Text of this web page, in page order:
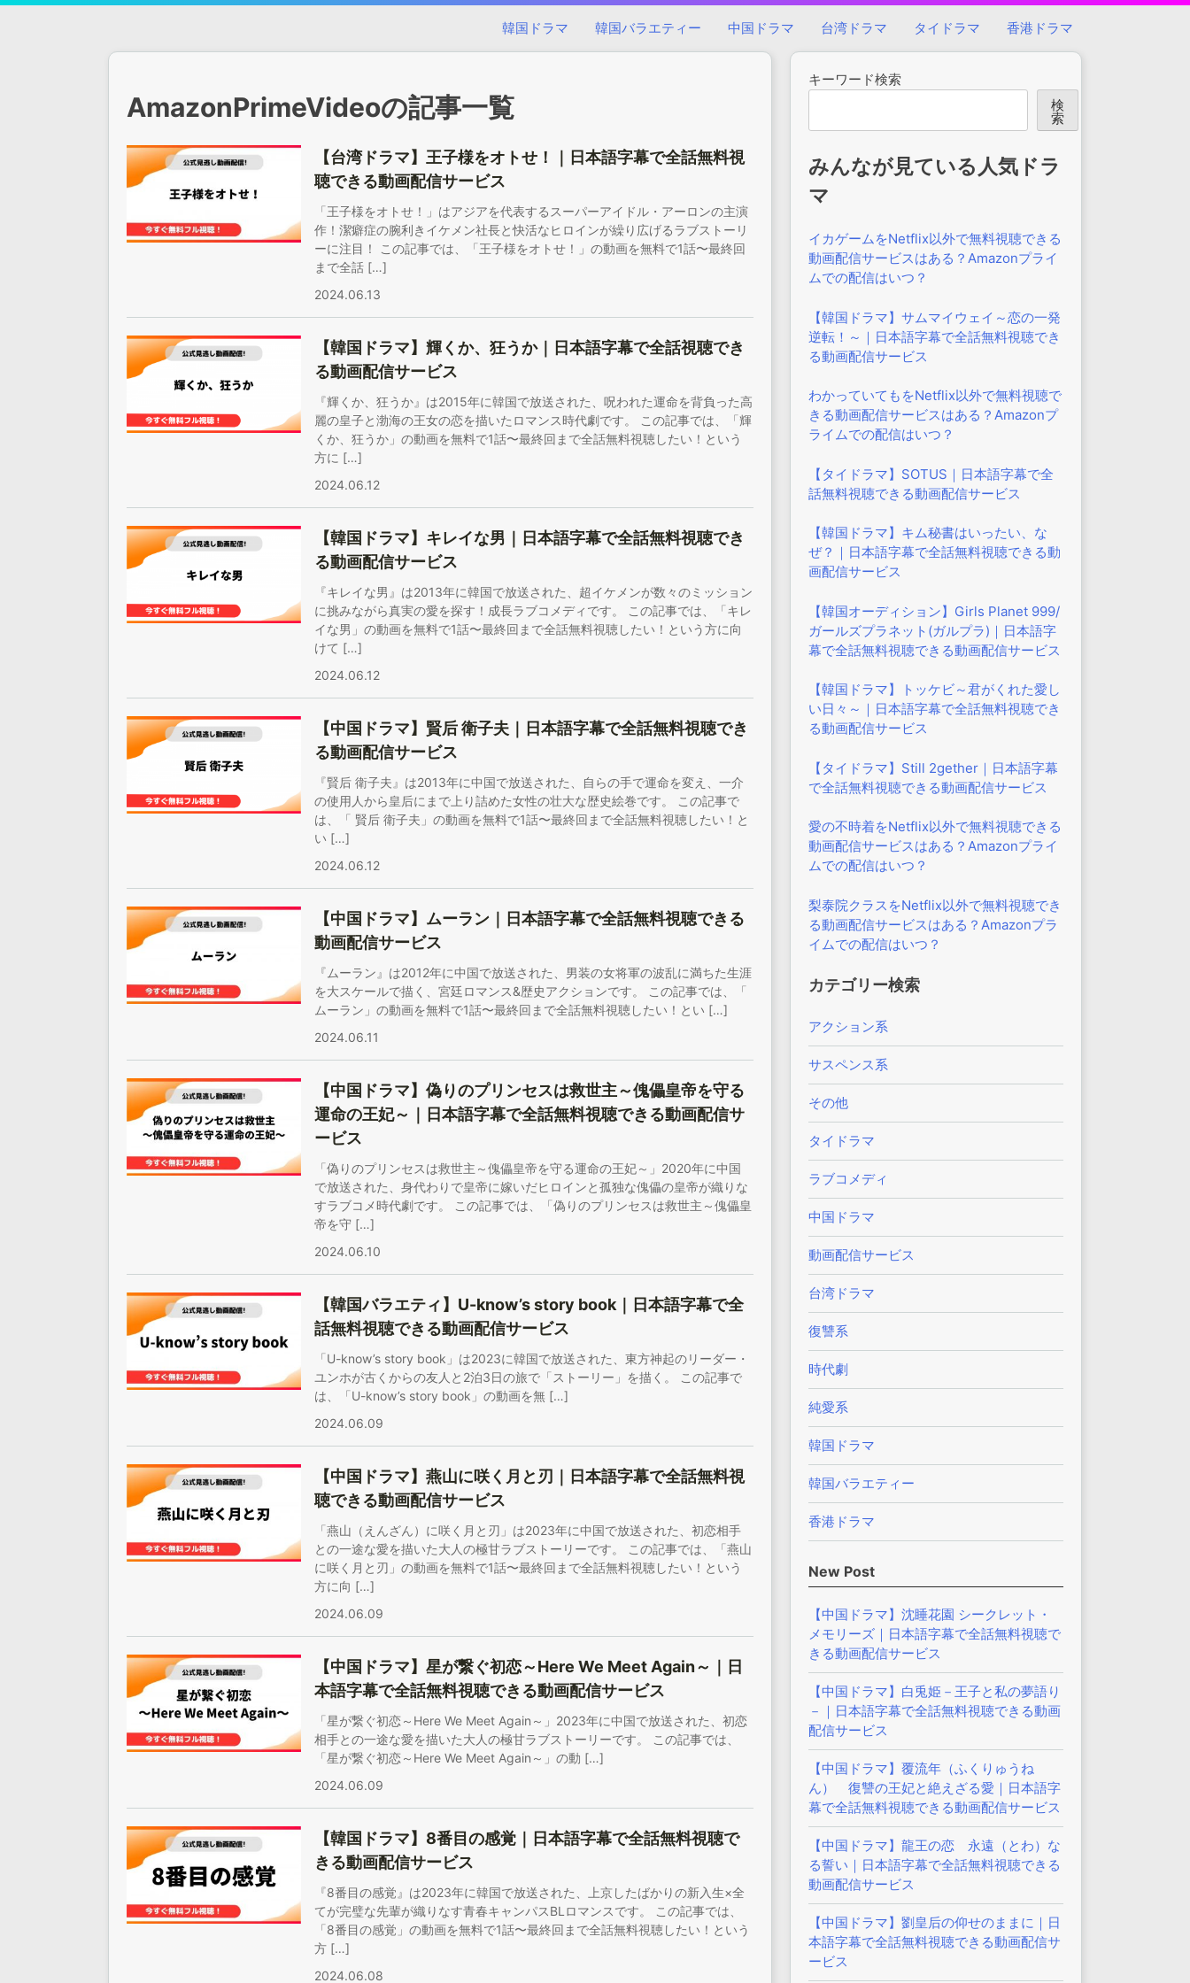
content
アジアンステージ
韓国ドラマ 韓国バラエティー 中国ドラマ 台湾ドラマ タイドラマ 香港ドラマ
AmazonPrimeVideoの記事一覧
【台湾ドラマ】王子様をオトせ！｜日本語字幕で全話無料視
聴できる動画配信サービス
「王子様をオトせ！」はアジアを代表するスーパーアイドル・アーロンの主演
作！潔癖症の腕利きイケメン社長と快活なヒロインが繰り広げるラブストーリ
ーに注目！ この記事では、「王子様をオトせ！」の動画を無料で1話〜最終回
まで全話 […]
2024.06.13
【韓国ドラマ】輝くか、狂うか｜日本語字幕で全話視聴でき
る動画配信サービス
『輝くか、狂うか』は2015年に韓国で放送された、呪われた運命を背負った高
麗の皇子と渤海の王女の恋を描いたロマンス時代劇です。 この記事では、「輝
くか、狂うか」の動画を無料で1話〜最終回まで全話無料視聴したい！という
方に […]
2024.06.12
【韓国ドラマ】キレイな男｜日本語字幕で全話無料視聴でき
る動画配信サービス
『キレイな男』は2013年に韓国で放送された、超イケメンが数々のミッション
に挑みながら真実の愛を探す！成長ラブコメディです。 この記事では、「キレ
イな男」の動画を無料で1話〜最終回まで全話無料視聴したい！という方に向
けて […]
2024.06.12
【中国ドラマ】賢后 衛子夫｜日本語字幕で全話無料視聴でき
る動画配信サービス
『賢后 衛子夫』は2013年に中国で放送された、自らの手で運命を変え、一介
の使用人から皇后にまで上り詰めた女性の壮大な歴史絵巻です。 この記事で
は、「 賢后 衛子夫」の動画を無料で1話〜最終回まで全話無料視聴したい！と
い […]
2024.06.12
【中国ドラマ】ムーラン｜日本語字幕で全話無料視聴できる
動画配信サービス
『ムーラン』は2012年に中国で放送された、男装の女将軍の波乱に満ちた生涯
を大スケールで描く、宮廷ロマンス&歴史アクションです。 この記事では、「
ムーラン」の動画を無料で1話〜最終回まで全話無料視聴したい！とい […]
2024.06.11
【中国ドラマ】偽りのプリンセスは救世主～傀儡皇帝を守る
運命の王妃～｜日本語字幕で全話無料視聴できる動画配信サ
ービス
「偽りのプリンセスは救世主～傀儡皇帝を守る運命の王妃～」2020年に中国
で放送された、身代わりで皇帝に嫁いだヒロインと孤独な傀儡の皇帝が織りな
すラブコメ時代劇です。 この記事では、「偽りのプリンセスは救世主～傀儡皇
帝を守 […]
2024.06.10
【韓国バラエティ】U-know’s story book｜日本語字幕で全
話無料視聴できる動画配信サービス
「U-know’s story book」は2023に韓国で放送された、東方神起のリーダー・
ユンホが古くからの友人と2泊3日の旅で「ストーリー」を描く。 この記事で
は、「U-know’s story book」の動画を無 […]
2024.06.09
【中国ドラマ】燕山に咲く月と刃｜日本語字幕で全話無料視
聴できる動画配信サービス
「燕山（えんざん）に咲く月と刃」は2023年に中国で放送された、初恋相手
との一途な愛を描いた大人の極甘ラブストーリーです。 この記事では、「燕山
に咲く月と刃」の動画を無料で1話〜最終回まで全話無料視聴したい！という
方に向 […]
2024.06.09
【中国ドラマ】星が繋ぐ初恋～Here We Meet Again～｜日
本語字幕で全話無料視聴できる動画配信サービス
「星が繋ぐ初恋～Here We Meet Again～」2023年に中国で放送された、初恋
相手との一途な愛を描いた大人の極甘ラブストーリーです。 この記事では、
「星が繋ぐ初恋～Here We Meet Again～」の動 […]
2024.06.09
【韓国ドラマ】8番目の感覚｜日本語字幕で全話無料視聴で
きる動画配信サービス
『8番目の感覚』は2023年に韓国で放送された、上京したばかりの新入生×全
てが完璧な先輩が織りなす青春キャンパスBLロマンスです。 この記事では、
「8番目の感覚」の動画を無料で1話〜最終回まで全話無料視聴したい！という
方 […]
2024.06.08
キーワード検索
検
索
みんなが見ている人気ドラ
マ
イカゲームをNetflix以外で無料視聴できる
動画配信サービスはある？Amazonプライ
ムでの配信はいつ？
【韓国ドラマ】サムマイウェイ～恋の一発
逆転！～｜日本語字幕で全話無料視聴でき
る動画配信サービス
わかっていてもをNetflix以外で無料視聴で
きる動画配信サービスはある？Amazonプ
ライムでの配信はいつ？
【タイドラマ】SOTUS｜日本語字幕で全
話無料視聴できる動画配信サービス
【韓国ドラマ】キム秘書はいったい、な
ぜ？｜日本語字幕で全話無料視聴できる動
画配信サービス
【韓国オーディション】Girls Planet 999/
ガールズプラネット(ガルプラ)｜日本語字
幕で全話無料視聴できる動画配信サービス
【韓国ドラマ】トッケビ～君がくれた愛し
い日々～｜日本語字幕で全話無料視聴でき
る動画配信サービス
【タイドラマ】Still 2gether｜日本語字幕
で全話無料視聴できる動画配信サービス
愛の不時着をNetflix以外で無料視聴できる
動画配信サービスはある？Amazonプライ
ムでの配信はいつ？
梨泰院クラスをNetflix以外で無料視聴でき
る動画配信サービスはある？Amazonプラ
イムでの配信はいつ？
カテゴリー検索
アクション系
サスペンス系
その他
タイドラマ
ラブコメディ
中国ドラマ
動画配信サービス
台湾ドラマ
復讐系
時代劇
純愛系
韓国ドラマ
韓国バラエティー
香港ドラマ
New Post
【中国ドラマ】沈睡花園 シークレット・
メモリーズ｜日本語字幕で全話無料視聴で
きる動画配信サービス
【中国ドラマ】白兎姫－王子と私の夢語り
－｜日本語字幕で全話無料視聴できる動画
配信サービス
【中国ドラマ】覆流年（ふくりゅうね
ん） 復讐の王妃と絶えざる愛｜日本語字
幕で全話無料視聴できる動画配信サービス
【中国ドラマ】龍王の恋 永遠（とわ）な
る誓い｜日本語字幕で全話無料視聴できる
動画配信サービス
【中国ドラマ】劉皇后の仰せのままに｜日
本語字幕で全話無料視聴できる動画配信サ
ービス